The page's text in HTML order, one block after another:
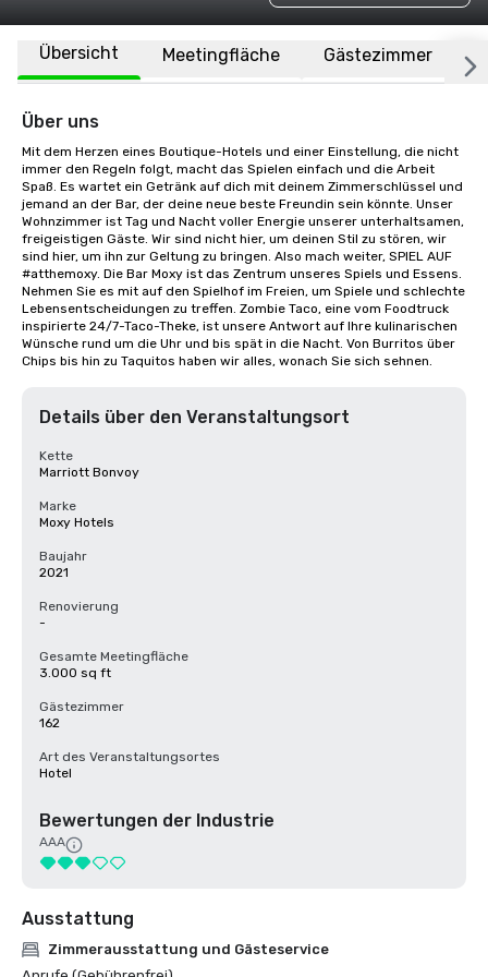
Übersicht Meetingfläche Gästezimmer
Über uns
Mit dem Herzen eines Boutique-Hotels und einer Einstellung, die nicht
immer den Regeln folgt, macht das Spielen einfach und die Arbeit
Spaß. Es wartet ein Getränk auf dich mit deinem Zimmerschlüssel und
jemand an der Bar, der deine neue beste Freundin sein könnte. Unser
Wohnzimmer ist Tag und Nacht voller Energie unserer unterhaltsamen,
freigeistigen Gäste. Wir sind nicht hier, um deinen Stil zu stören, wir
sind hier, um ihn zur Geltung zu bringen. Also mach weiter, SPIEL AUF
#atthemoxy. Die Bar Moxy ist das Zentrum unseres Spiels und Essens.
Nehmen Sie es mit auf den Spielhof im Freien, um Spiele und schlechte
Lebensentscheidungen zu treffen. Zombie Taco, eine vom Foodtruck
inspirierte 24/7-Taco-Theke, ist unsere Antwort auf Ihre kulinarischen
Wünsche rund um die Uhr und bis spät in die Nacht. Von Burritos über
Chips bis hin zu Taquitos haben wir alles, wonach Sie sich sehnen.
Details über den Veranstaltungsort
Kette
Marriott Bonvoy
Marke
Moxy Hotels
Baujahr
2021
Renovierung
-
Gesamte Meetingfläche
3.000 sq ft
Gästezimmer
162
Art des Veranstaltungsortes
Hotel
Bewertungen der Industrie
AAA
Ausstattung
Zimmerausstattung und Gästeservice